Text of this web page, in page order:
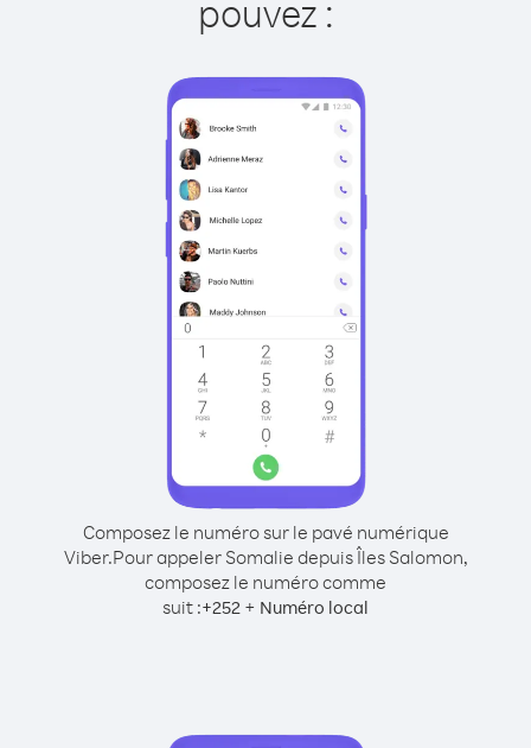
pouvez :
Composez le numéro sur le pavé numérique
Viber.Pour appeler Somalie depuis Îles Salomon,
composez le numéro comme
suit :+252 + Numéro local